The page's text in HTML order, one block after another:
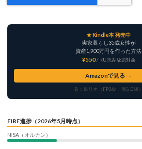
★ Kindle本 発売中
実家暮らし35歳女性が
資産1,900万円を作った方法
¥550 / KU読み放題対象
Amazonで見る →
著：泉リオ（FP3級・簿記3級）
FIRE進捗（2026年5月時点）
NISA（オルカン）